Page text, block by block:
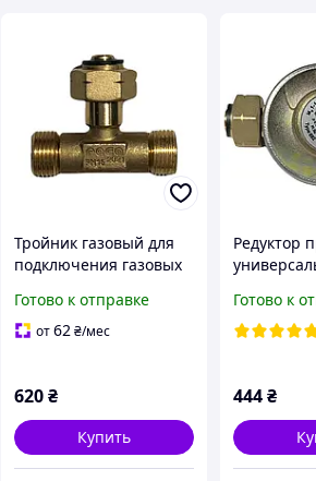
Тройник газовый для
подключения газовых
Италия
Готово к отправке
от62₴/мес
620₴
Купить
Редуктор
CAVAGNA
Готово к
444₴